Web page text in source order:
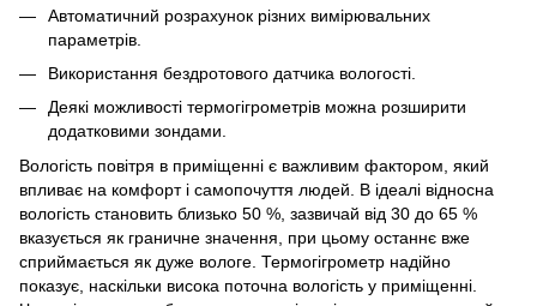
Автоматичний розрахунок різних вимірювальних
параметрів.
Використання бездротового датчика вологості.
Деякі можливості термогігрометрів можна розширити
додатковими зондами.
Вологість повітря в приміщенні є важливим фактором, який
впливає на комфорт і самопочуття людей. В ідеалі відносна
вологість становить близько 50 %, зазвичай від 30 до 65 %
вказується як граничне значення, при цьому останнє вже
сприймається як дуже вологе. Термогігрометр надійно
показує, наскільки висока поточна вологість у приміщенні.